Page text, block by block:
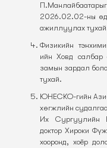
2026.02.02-ны
ажиллуулах
Физикийн
ийн Ховд салбар
замын зардал
тухай.
ЮНЕСКО-гийн
хөгжлийн
Их Сургуулийн
доктор Хироки
хооронд, хоёр